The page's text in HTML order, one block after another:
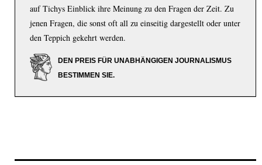
auf Tichys Einblick ihre Meinung zu den Fragen der Zeit. Zu
jenen Fragen, die sonst oft all zu einseitig dargestellt oder unter
den Teppich gekehrt werden.
DEN PREIS FÜR UNABHÄNGIGEN JOURNALISMUS
BESTIMMEN SIE.